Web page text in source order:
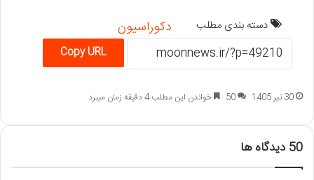
دسته بندی مطلب دکوراسیون
Copy URL
30 تیر 1405 50 خواندن این مطلب 4 دقیقه زمان میبرد
‫50 دیدگاه ها